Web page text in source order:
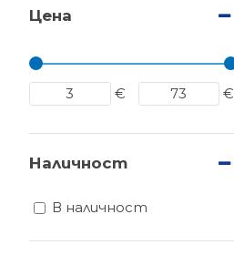
Цена
€ €
Наличност
В наличност